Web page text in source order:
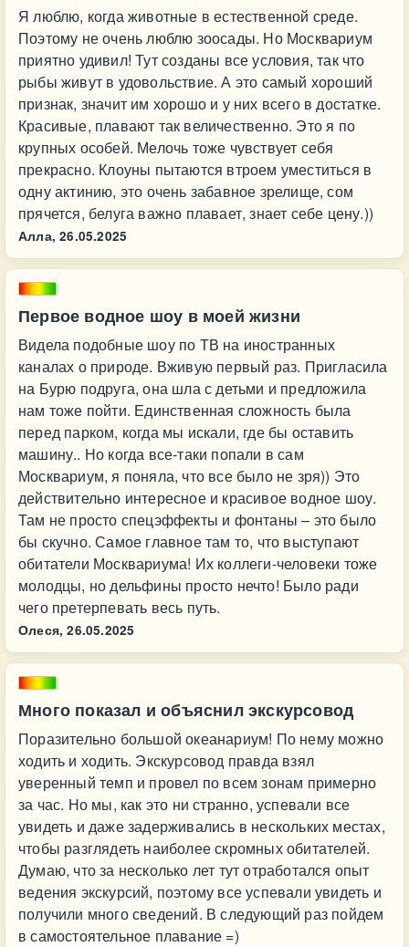
Я люблю, когда животные в естественной среде.
Поэтому не очень люблю зоосады. Но Москвариум
приятно удивил! Тут созданы все условия, так что
рыбы живут в удовольствие. А это самый хороший
признак, значит им хорошо и у них всего в достатке.
Красивые, плавают так величественно. Это я по
крупных особей. Мелочь тоже чувствует себя
прекрасно. Клоуны пытаются втроем уместиться в
одну актинию, это очень забавное зрелище, сом
прячется, белуга важно плавает, знает себе цену.))
Алла, 26.05.2025
Первое водное шоу в моей жизни
Видела подобные шоу по ТВ на иностранных
каналах о природе. Вживую первый раз. Пригласила
на Бурю подруга, она шла с детьми и предложила
нам тоже пойти. Единственная сложность была
перед парком, когда мы искали, где бы оставить
машину.. Но когда все-таки попали в сам
Москвариум, я поняла, что все было не зря)) Это
действительно интересное и красивое водное шоу.
Там не просто спецэффекты и фонтаны – это было
бы скучно. Самое главное там то, что выступают
обитатели Москвариума! Их коллеги-человеки тоже
молодцы, но дельфины просто нечто! Было ради
чего претерпевать весь путь.
Олеся, 26.05.2025
Много показал и объяснил экскурсовод
Поразительно большой океанариум! По нему можно
ходить и ходить. Экскурсовод правда взял
уверенный темп и провел по всем зонам примерно
за час. Но мы, как это ни странно, успевали все
увидеть и даже задерживались в нескольких местах,
чтобы разглядеть наиболее скромных обитателей.
Думаю, что за несколько лет тут отработался опыт
ведения экскурсий, поэтому все успевали увидеть и
получили много сведений. В следующий раз пойдем
в самостоятельное плавание =)